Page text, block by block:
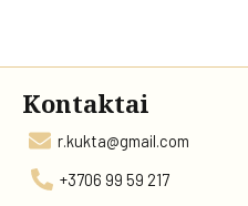
Kontaktai
r.kukta@gmail.com
+3706 99 59 217